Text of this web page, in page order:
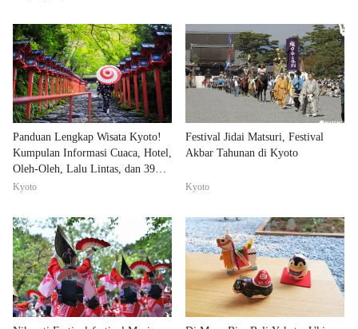
Panduan Lengkap Wisata Kyoto!
Kumpulan Informasi Cuaca, Hotel,
Oleh-Oleh, Lalu Lintas, dan 39
Tempat Wisata
Kyoto
Festival Jidai Matsuri, Festival
Akbar Tahunan di Kyoto
Kyoto